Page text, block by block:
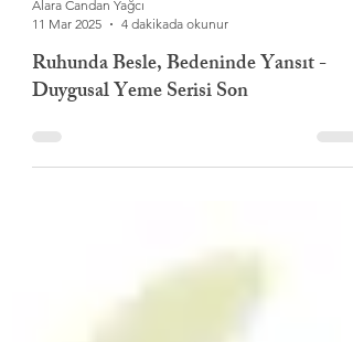
Alara Candan Yağcı
11 Mar 2025
4 dakikada okunur
Ruhunda Besle, Bedeninde Yansıt -
Duygusal Yeme Serisi Son